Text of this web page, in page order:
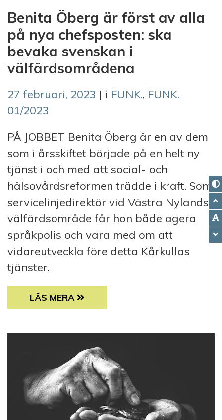
Benita Öberg är först av alla
på nya chefsposten: ska
bevaka svenskan i
välfärdsområdena
27 februari, 2023 | i FUNK., FUNK.
01/2023
PÅ JOBBET Benita Öberg är en av dem
som i årsskiftet började på en helt ny
tjänst i och med att social- och
hälsovårdsreformen trädde i kraft. Som
servicelinjedirektör vid Västra Nylands
välfärdsområde får hon både agera
språkpolis och vara med om att
vidareutveckla före detta Kårkullas
tjänster.
BENITA ÖBERG ÄR FÖRST AV ALLA PÅ
LÄS MERA